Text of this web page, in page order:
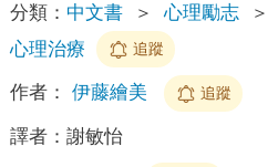
分類： 中文書 ＞ 心理勵志 ＞
心理治療
追蹤
作者： 伊藤繪美 追蹤
譯者： 謝敏怡